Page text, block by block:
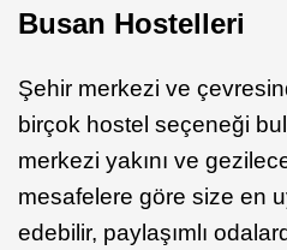
Busan Hostelleri
Şehir merkezi ve
birçok hostel seçeneği
merkezi yakını ve
mesafelere göre size en
edebilir, paylaşımlı